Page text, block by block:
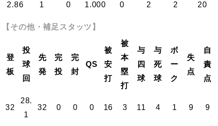
2.86
1 0 1.000 0 2 2 20
【その他・補足スタッツ】
登
板
投
球
回
先
発
完
投
完
封
QS
被
安
打
被
本
塁
打
与
四
球
与
死
球
ボ
ー
ク
失
点
自
責
点
32
28.
1
32 0 0 0 16 3 11 4 1 9 9